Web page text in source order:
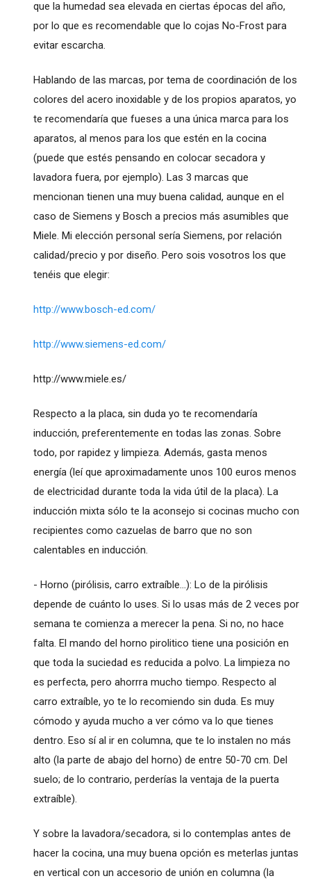
que la humedad sea elevada en ciertas épocas del año,
por lo que es recomendable que lo cojas No-Frost para
evitar escarcha.
Hablando de las marcas, por tema de coordinación de los
colores del acero inoxidable y de los propios aparatos, yo
te recomendaría que fueses a una única marca para los
aparatos, al menos para los que estén en la cocina
(puede que estés pensando en colocar secadora y
lavadora fuera, por ejemplo). Las 3 marcas que
mencionan tienen una muy buena calidad, aunque en el
caso de Siemens y Bosch a precios más asumibles que
Miele. Mi elección personal sería Siemens, por relación
calidad/precio y por diseño. Pero sois vosotros los que
tenéis que elegir:
http://www.bosch-ed.com/
http://www.siemens-ed.com/
http://www.miele.es/
Respecto a la placa, sin duda yo te recomendaría
inducción, preferentemente en todas las zonas. Sobre
todo, por rapidez y limpieza. Además, gasta menos
energía (leí que aproximadamente unos 100 euros menos
de electricidad durante toda la vida útil de la placa). La
inducción mixta sólo te la aconsejo si cocinas mucho con
recipientes como cazuelas de barro que no son
calentables en inducción.
- Horno (pirólisis, carro extraíble...): Lo de la pirólisis
depende de cuánto lo uses. Si lo usas más de 2 veces por
semana te comienza a merecer la pena. Si no, no hace
falta. El mando del horno pirolitico tiene una posición en
que toda la suciedad es reducida a polvo. La limpieza no
es perfecta, pero ahorrra mucho tiempo. Respecto al
carro extraíble, yo te lo recomiendo sin duda. Es muy
cómodo y ayuda mucho a ver cómo va lo que tienes
dentro. Eso sí al ir en columna, que te lo instalen no más
alto (la parte de abajo del horno) de entre 50-70 cm. Del
suelo; de lo contrario, perderías la ventaja de la puerta
extraíble).
Y sobre la lavadora/secadora, si lo contemplas antes de
hacer la cocina, una muy buena opción es meterlas juntas
en vertical con un accesorio de unión en columna (la